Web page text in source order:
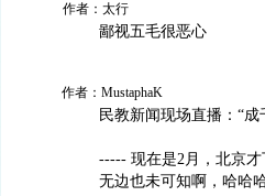
作者：太行
鄙视五毛很恶心
作者：MustaphaK
民教新闻现场直播：“
----- 现在是2月，北京
无边也未可知啊，哈哈